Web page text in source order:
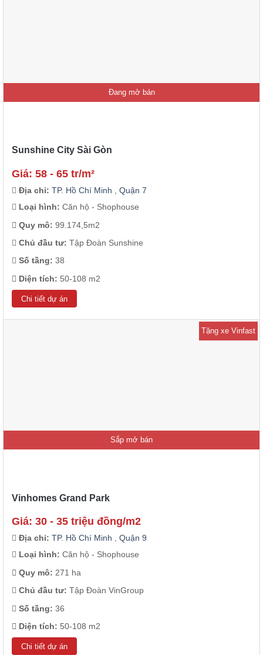
Đang mở bán
Sunshine City Sài Gòn
Giá: 58 - 65 tr/m²
Địa chỉ: TP. Hồ Chí Minh , Quận 7
Loại hình: Căn hộ - Shophouse
Quy mô: 99.174,5m2
Chủ đầu tư: Tập Đoàn Sunshine
Số tầng: 38
Diện tích: 50-108 m2
Chi tiết dự án
Tặng xe Vinfast
Sắp mở bán
Vinhomes Grand Park
Giá: 30 - 35 triệu đồng/m2
Địa chỉ: TP. Hồ Chí Minh , Quận 9
Loại hình: Căn hộ - Shophouse
Quy mô: 271 ha
Chủ đầu tư: Tập Đoàn VinGroup
Số tầng: 36
Diện tích: 50-108 m2
Chi tiết dự án